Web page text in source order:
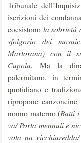
Tribunale
iscrizioni dei
coesistono la sobrietà
sfolgorio dei
Martorana) con il
Cupola. Ma la
palermitano, in
quotidiano e
ripropone
nonno materno (Batti i
va/ Porta mennuli e
vota na